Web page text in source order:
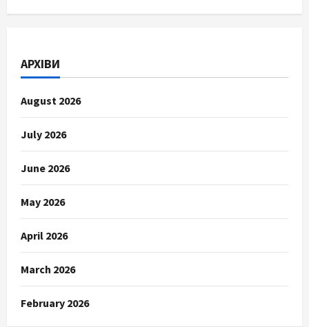
АРХІВИ
August 2026
July 2026
June 2026
May 2026
April 2026
March 2026
February 2026